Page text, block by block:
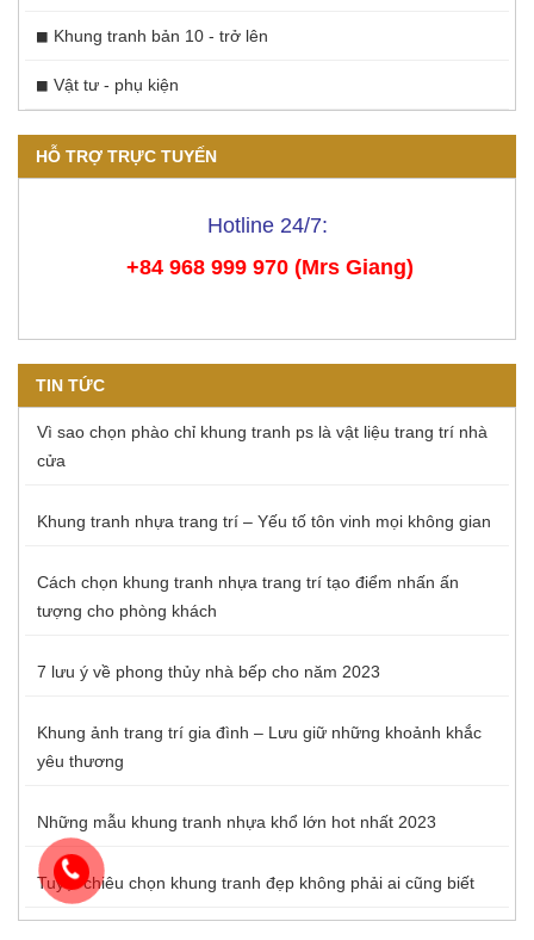
Khung tranh bản 10 - trở lên
Vật tư - phụ kiện
HỖ TRỢ TRỰC TUYẾN
Hotline 24/7:
+84 968 999 970 (Mrs Giang)
TIN TỨC
Vì sao chọn phào chỉ khung tranh ps là vật liệu trang trí nhà
cửa
Khung tranh nhựa trang trí – Yếu tố tôn vinh mọi không gian
Cách chọn khung tranh nhựa trang trí tạo điểm nhấn ấn
tượng cho phòng khách
7 lưu ý về phong thủy nhà bếp cho năm 2023
Khung ảnh trang trí gia đình – Lưu giữ những khoảnh khắc
yêu thương
Những mẫu khung tranh nhựa khổ lớn hot nhất 2023
Tuyệt chiêu chọn khung tranh đẹp không phải ai cũng biết